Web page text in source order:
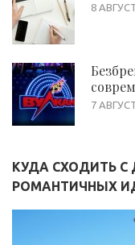
8
7
КУДА СХОДИТЬ
РОМАНТИЧНЫХ